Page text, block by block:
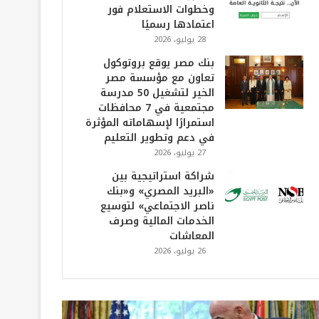
وخطوات الاستعلام فور
اعتمادها رسميًا
28 يوليو، 2026
بنك مصر يوقع بروتوكول
تعاون مع مؤسسة مصر
الخير لتشغيل 50 مدرسة
مجتمعية في 7 محافظات
استمرارًا لإسهاماته المؤثرة
في دعم وتطوير التعليم
27 يوليو، 2026
شراكة استراتيجية بين
«البريد المصري» و«بنك
ناصر الاجتماعي» لتوسيع
الخدمات المالية وصرف
المعاشات
26 يوليو، 2026